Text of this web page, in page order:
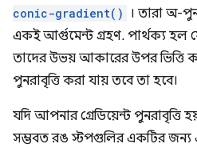
conic-gradient()
। তারা অ-
একই আর্গুমেন্ট গ্রহণ. পার্থক্য হল যে
তাদের উভয় আকারের উপর ভিত্তি
পুনরাবৃত্তি করা যায় তবে তা হবে।
যদি আপনার গ্রেডিয়েন্ট
সম্ভবত রঙ স্টপগুলির একটির জন্য